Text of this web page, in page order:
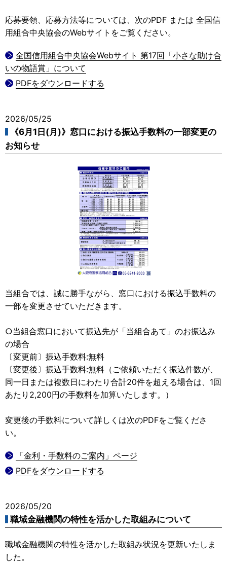
応募要領、応募方法等については、次のPDF または 全国信
用組合中央協会のWebサイトをご覧ください。
全国信用組合中央協会Webサイト 第17回「小さな助け合
いの物語賞」について
PDFをダウンロードする
2026/05/25
《6月1日(月)》窓口における振込手数料の一部変更の
お知らせ
当組合では、誠に勝手ながら、窓口における振込手数料の
一部を変更させていただきます。
○当組合窓口において振込先が「当組合あて」のお振込み
の場合
〔変更前〕振込手数料:無料
〔変更後〕振込手数料:無料（ご依頼いただく振込件数が、
同一日または複数日にわたり合計20件を超える場合は、1回
あたり2,200円の手数料を加算いたします。）
変更後の手数料について詳しくは次のPDFをご覧くださ
い。
「金利・手数料のご案内」ページ
PDFをダウンロードする
2026/05/20
職域金融機関の特性を活かした取組みについて
職域金融機関の特性を活かした取組み状況を更新いたしま
した。